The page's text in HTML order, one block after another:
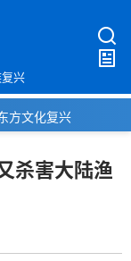
兴
方文化复兴
杀害大陆渔